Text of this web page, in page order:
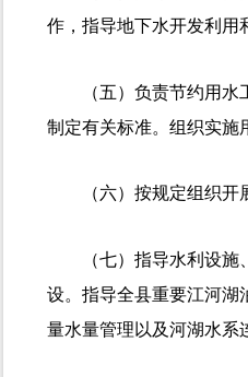
作，指导地下水开发利用
（五）负责节约用
制定有关标准。组织实施
（六）按规定组织
（七）指导水利设
设。指导全县重要江河湖
量水量管理以及河湖水系